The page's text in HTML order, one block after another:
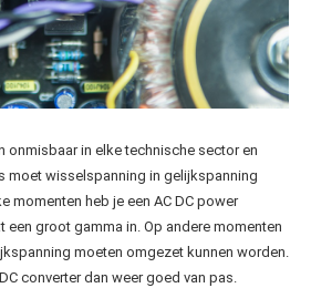
onmisbaar in elke technische sector en
moet wisselspanning in gelijkspanning
momenten heb je een AC DC power
een groot gamma in. Op andere momenten
moeten omgezet kunnen worden.
converter dan weer goed van pas.